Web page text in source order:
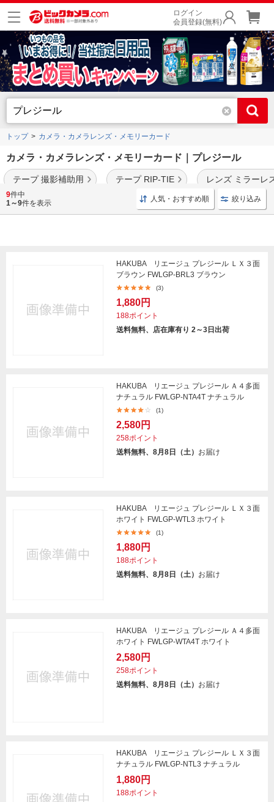
ログイン
会員登録(無料)
トップ カメラ・カメラレンズ・メモリーカード
カメラ・カメラレンズ・メモリーカード｜プレジール
テープ 撮影補助用 テープ RIP-TIE レンズ ミラーレ
9件中
1～9件を表示 人気・おすすめ順 絞り込み
HAKUBA リエージュ プレジール ＬＸ３面
ブラウン FWLGP-BRL3 ブラウン
(3)
1,880円
188ポイント
送料無料、店在庫有り 2～3日出荷
HAKUBA リエージュ プレジール Ａ４多面
ナチュラル FWLGP-NTA4T ナチュラル
(1)
2,580円
258ポイント
送料無料、8月8日（土） お届け
HAKUBA リエージュ プレジール ＬＸ３面
ホワイト FWLGP-WTL3 ホワイト
(1)
1,880円
188ポイント
送料無料、8月8日（土） お届け
HAKUBA リエージュ プレジール Ａ４多面
ホワイト FWLGP-WTA4T ホワイト
2,580円
258ポイント
送料無料、8月8日（土） お届け
HAKUBA リエージュ プレジール ＬＸ３面
ナチュラル FWLGP-NTL3 ナチュラル
1,880円
188ポイント